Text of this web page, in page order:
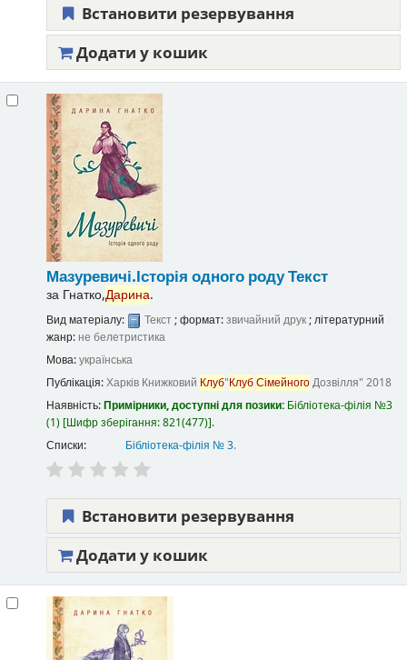
Встановити резервування
Додати у кошик
Мазуревичі.Історія одного родуТекст
за Гнатко,Дарина.
Вид матеріалу: Текст; формат:звичайний друк; літературний
жанр: не белетристика
Мова:українська
Публікація:Харків Книжковий Клуб"КлубСімейногоДозвілля" 2018
Наявність:Примірники, доступні для позики: Бібліотека-філія №3
(1) Шифр зберігання:821(477) .
Списки:
Бібліотека-філія № 3.
Встановити резервування
Додати у кошик